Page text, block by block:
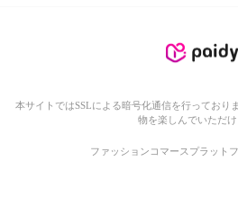
本サイトではSSLによる暗号化通信を行っており
物を楽しんでいただけ
ファッションコマースプラット